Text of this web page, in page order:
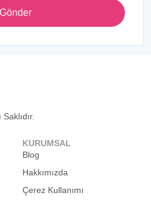
Gönder
KURUMSAL
Blog
Hakkımızda
Çerez Kullanımı